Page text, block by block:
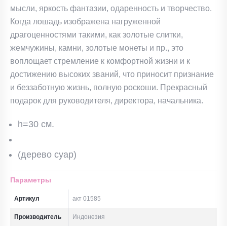
мысли, яркость фантазии, одаренность и творчество.
Когда лошадь изображена нагруженной
драгоценностями такими, как золотые слитки,
жемчужины, камни, золотые монеты и пр., это
воплощает стремление к комфортной жизни и к
достижению высоких званий, что приносит признание
и беззаботную жизнь, полную роскоши. Прекрасный
подарок для руководителя, директора, начальника.
h=30 см.
(дерево суар)
Параметры
Артикул акт 01585
Производитель Индонезия